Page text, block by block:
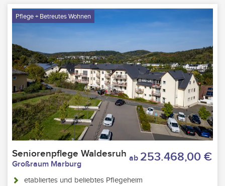
Pflege + Betreutes Wohnen
ab 253.468,00 €
Seniorenpflege Waldesruh
Großraum Marburg
etabliertes und beliebtes Pflegeheim